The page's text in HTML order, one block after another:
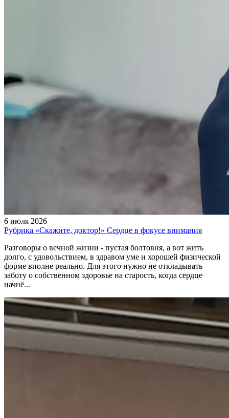
6 июля 2026
Рубрика «Скажите, доктор!» Сердце в фокусе внимания
Разговоры о вечной жизни - пустая болтовня, а вот жить
долго, с удовольствием, в здравом уме и хорошей физической
форме вполне реально. Для этого нужно не откладывать
заботу о собственном здоровье на старость, когда сердце
начнё...